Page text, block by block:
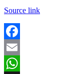
Source link
Facebook
Email